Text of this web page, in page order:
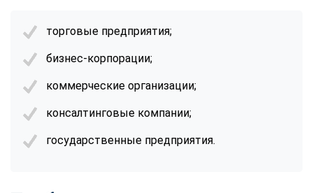
торговые предприятия;
бизнес-корпорации;
коммерческие организации;
консалтинговые компании;
государственные предприятия.